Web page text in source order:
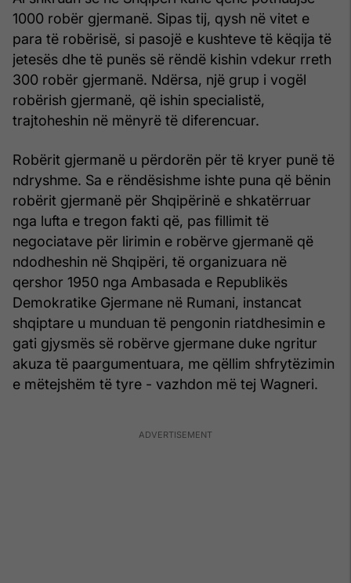
1000 robër gjermanë. Sipas tij, qysh në vitet e
para të robërisë, si pasojë e kushteve të këqija të
jetesës dhe të punës së rëndë kishin vdekur rreth
300 robër gjermanë. Ndërsa, një grup i vogël
robërish gjermanë, që ishin specialistë,
trajtoheshin në mënyrë të diferencuar.
Robërit gjermanë u përdorën për të kryer punë të
ndryshme. Sa e rëndësishme ishte puna që bënin
robërit gjermanë për Shqipërinë e shkatërruar
nga lufta e tregon fakti që, pas fillimit të
negociatave për lirimin e robërve gjermanë që
ndodheshin në Shqipëri, të organizuara në
qershor 1950 nga Ambasada e Republikës
Demokratike Gjermane në Rumani, instancat
shqiptare u munduan të pengonin riatdhesimin e
gati gjysmës së robërve gjermane duke ngritur
akuza të paargumentuara, me qëllim shfrytëzimin
e mëtejshëm të tyre - vazhdon më tej Wagneri.